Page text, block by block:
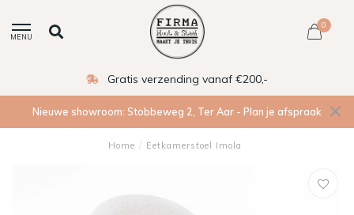
MENU
0
Gratis verzending vanaf €200,-
Nieuwe showroom: Stobbeweg 2, Ter Aar - Plan je afspraak
Home / Eetkamerstoel Imola